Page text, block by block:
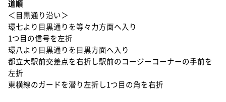
道順
＜目黒通り沿い＞
環七より目黒通りを等々力方面へ入り
1つ目の信号を左折
環八より目黒通りを目黒方面へ入り
都立大駅前交差点を右折し駅前のコージーコーナーの手前を
左折
東横線のガードを潜り左折し1つ目の角を右折